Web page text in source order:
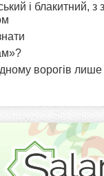
і блакитний, з
ворогів лише